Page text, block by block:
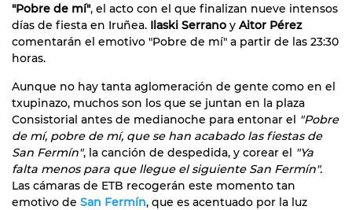
"Pobre de mí", el acto con el que finalizan nueve intensos
días de fiesta en Iruñea. Ilaski Serrano y Aitor Pérez
comentarán el emotivo "Pobre de mí" a partir de las 23:30
horas.
Aunque no hay tanta aglomeración de gente como en el
txupinazo, muchos son los que se juntan en la plaza
Consistorial antes de medianoche para entonar el "Pobre
de mí, pobre de mí, que se han acabado las fiestas de
San Fermín", la canción de despedida, y corear el "Ya
falta menospara que llegue el siguiente San Fermín".
Las cámaras de ETB recogerán este momento tan
emotivo de San Fermín, que es acentuado por la luz